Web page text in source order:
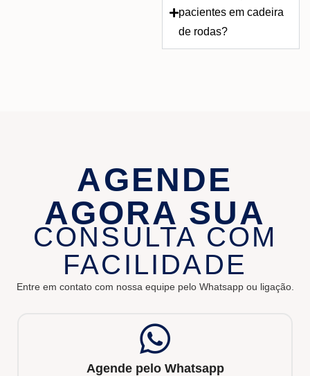
pacientes em cadeira
de rodas?
AGENDE
AGORA SUA
CONSULTA COM
FACILIDADE
Entre em contato com nossa equipe pelo Whatsapp ou ligação.
Agende pelo Whatsapp